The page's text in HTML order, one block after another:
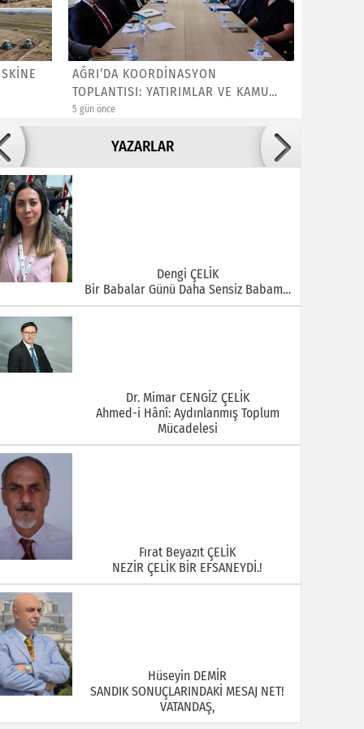
AĞRI’DA KOORDİNASYON
TOPLANTISI: YATIRIMLAR VE KAMU
HİZMETLE...
5 gün önce
YAZARLAR
Bu Şehrin Ortasında Çürüyen Bir Yapı Var
Dengi ÇELİK
Bir Babalar Günü Daha Sensiz Babam…
Dr. Mimar CENGİZ ÇELİK
Ahmed-i Hânî: Aydınlanmış Toplum
Mücadelesi
Fırat Beyazıt ÇELİK
NEZİR ÇELİK BİR EFSANEYDİ.!
Hüseyin DEMİR
SANDIK SONUÇLARINDAKİ MESAJ NET!
VATANDAŞ,